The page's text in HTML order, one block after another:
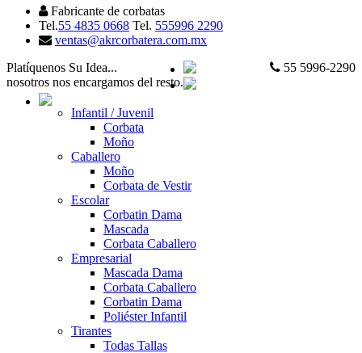
Fabricante de corbatas
Tel.55 4835 0668 Tel. 555996 2290
ventas@akrcorbatera.com.mx
Platíquenos Su Idea...
nosotros nos encargamos del resto.
55 5996-2290
Infantil / Juvenil
Corbata
Moño
Caballero
Moño
Corbata de Vestir
Escolar
Corbatin Dama
Mascada
Corbata Caballero
Empresarial
Mascada Dama
Corbata Caballero
Corbatin Dama
Poliéster Infantil
Tirantes
Todas Tallas